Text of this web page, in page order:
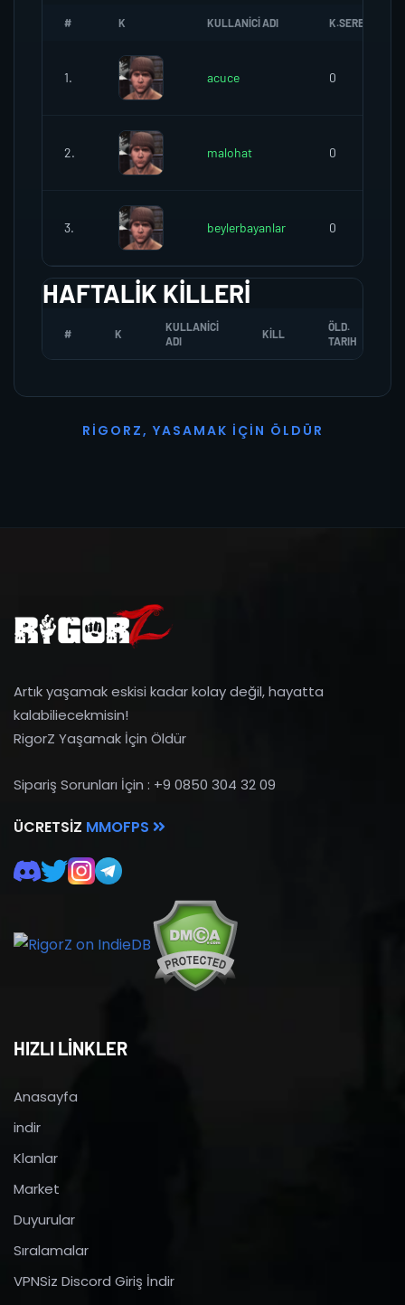
# K KULLANICI ADI K.SEREFI
1. acuce 0
2. malohat 0
3. beylerbayanlar 0
HAFTALIK KILLERI
# K
KULLANICI
ADI
KILL
ÖLD.
TARIH
R I G O R Z, YASAMAK İ ÇI N Ö L D Ü R
Artık yaşamak eskisi kadar kolay değil, hayatta
kalabiliecekmisin!
RigorZ Yaşamak İçin Öldür
Sipariş Sorunları İçin : +9 0850 304 32 09
ÜCRETSIZ MMOFPS
HIZLI LİNKLER
Anasayfa
indir
Klanlar
Market
Duyurular
Sıralamalar
VPNSiz Discord Giriş İndir